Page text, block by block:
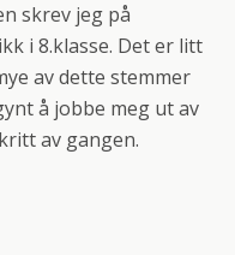
skrev jeg på
i 8.klasse. Det er litt
av dette stemmer
å jobbe meg ut av
av gangen.